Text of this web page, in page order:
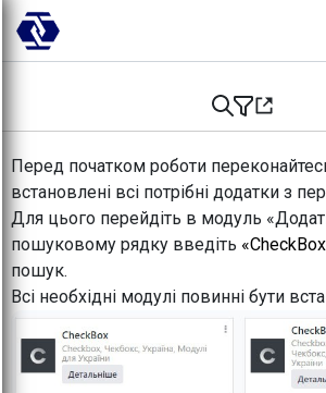
Skip to Content
Перед початком роботи
встановлені всі потрібні додатки з
Для цього перейдіть в модуль
пошуковому рядку введіть
пошук.
Всі необхідні модулі повинні бути